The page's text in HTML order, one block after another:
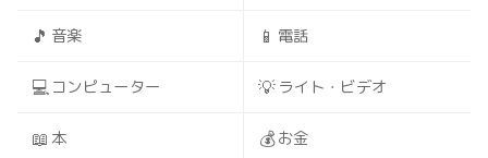
🎵 音楽 📱 電話
💻 コンピューター 💡 ライト・ビデオ
📖 本 💰お金